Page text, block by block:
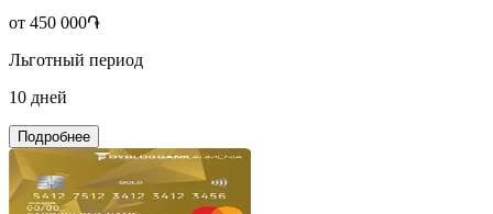
от 450 000֏
Льготный период
10 дней
Подробнее